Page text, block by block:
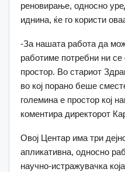
реновирање, односно
иднина, ќе го користи
-За нашата работа да
работиме потребни ни
простор. Во стариот
во кој порано беше
големина е простор кој
коментира директорот
Овој Центар има три
апликативна, односно
научно-истражувачка